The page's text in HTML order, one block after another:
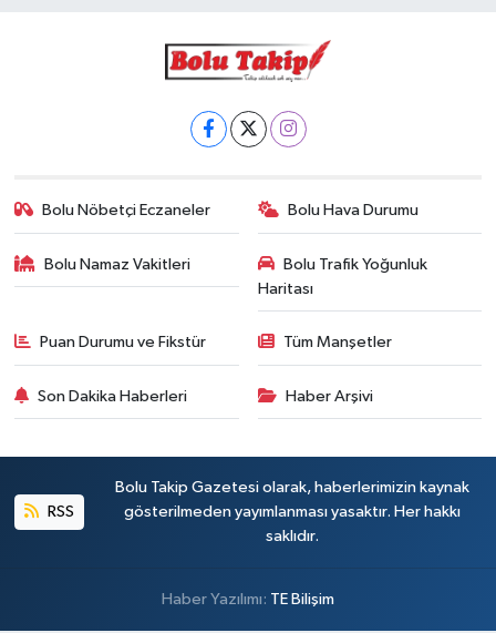
Bolu Nöbetçi Eczaneler Bolu Hava Durumu
Bolu Namaz Vakitleri
Bolu Trafik Yoğunluk
Haritası
Puan Durumu ve Fikstür Tüm Manşetler
Son Dakika Haberleri Haber Arşivi
RSS
Bolu Takip Gazetesi olarak, haberlerimizin kaynak
gösterilmeden yayımlanması yasaktır. Her hakkı
saklıdır.
Haber Yazılımı: TE Bilişim